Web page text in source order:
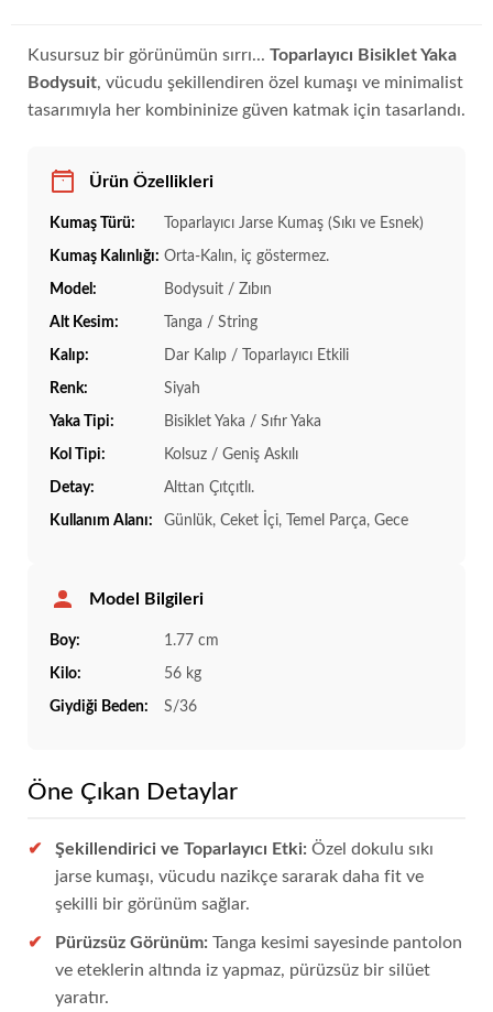
Kusursuz bir görünümün sırrı... Toparlayıcı Bisiklet Yaka
Bodysuit, vücudu şekillendiren özel kumaşı ve minimalist
tasarımıyla her kombininize güven katmak için tasarlandı.
Ürün Özellikleri
Kumaş Türü: Toparlayıcı Jarse Kumaş (Sıkı ve Esnek)
Kumaş Kalınlığı: Orta-Kalın, iç göstermez.
Model: Bodysuit / Zıbın
Alt Kesim: Tanga / String
Kalıp: Dar Kalıp / Toparlayıcı Etkili
Renk: Siyah
Yaka Tipi: Bisiklet Yaka / Sıfır Yaka
Kol Tipi: Kolsuz / Geniş Askılı
Detay: Alttan Çıtçıtlı.
Kullanım Alanı: Günlük, Ceket İçi, Temel Parça, Gece
Model Bilgileri
Boy: 1.77 cm
Kilo: 56 kg
Giydiği Beden: S/36
Öne Çıkan Detaylar
Şekillendirici ve Toparlayıcı Etki: Özel dokulu sıkı
jarse kumaşı, vücudu nazikçe sararak daha fit ve
şekilli bir görünüm sağlar.
Pürüzsüz Görünüm: Tanga kesimi sayesinde pantolon
ve eteklerin altında iz yapmaz, pürüzsüz bir silüet
yaratır.